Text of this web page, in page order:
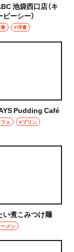
池袋西口店（キ
ーシー）
#洋食
Pudding Café
ェ #プリン
い煮こみつけ麺
メン